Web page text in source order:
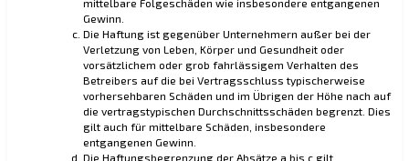
mittelbare Folgeschäden wie insbesondere entgangenen
Gewinn.
Die Haftung ist gegenüber Unternehmern außer bei der
Verletzung von Leben, Körper und Gesundheit oder
vorsätzlichem oder grob fahrlässigem Verhalten des
Betreibers auf die bei Vertragsschluss typischerweise
vorhersehbaren Schäden und im Übrigen der Höhe nach auf
die vertragstypischen Durchschnittsschäden begrenzt. Dies
gilt auch für mittelbare Schäden, insbesondere
entgangenen Gewinn.
Die Haftungsbegrenzung der Absätze a bis c gilt